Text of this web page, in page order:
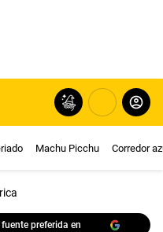
Machu Picchu Corredor
preferida en